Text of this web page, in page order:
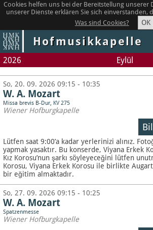
Cookies helfen uns bei der Bereitstellung unserer
unserer Dienste erklären Sie sich einverstanden,
Was sind Cookies?
OK
Hofmusikkapelle
2026 Eylül
So, 20. 09. 2026 09:15 - 10:35
W. A. Mozart
Missa brevis B-Dur, KV 275
Wiener Hofburgkapelle
Lütfen saat 9:00’a kadar yerlerinizi alınız.
yapmak yasaktır. Bu konserde, Viyana Erkek
Kız Korosu’nun şarkı söyleyeceğini lütfen
Korosu, Viyana Erkek Korosu ile birlikte
bir eğitim almaktadır.
So, 27. 09. 2026 09:15 - 10:25
W. A. Mozart
Spatzenmesse
Wiener Hofburgkapelle